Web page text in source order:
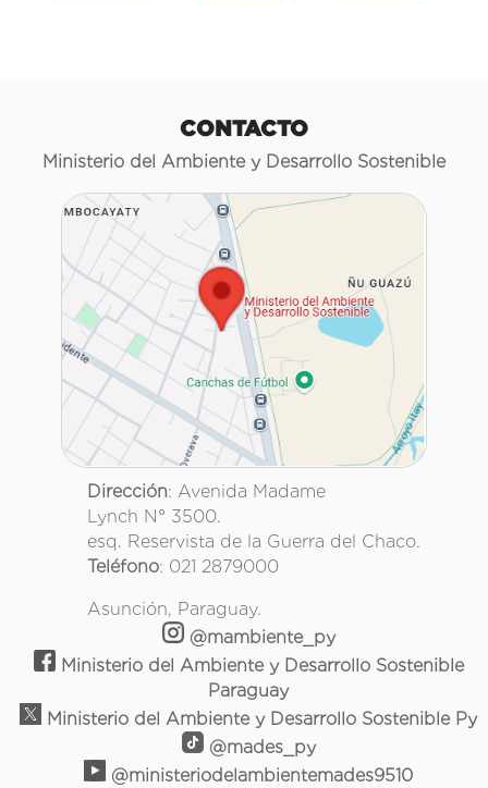
CONTACTO
Ministerio del Ambiente y Desarrollo Sostenible
Dirección: Avenida Madame
Lynch N° 3500.
esq. Reservista de la Guerra del Chaco.
Teléfono: 021 2879000
Asunción, Paraguay.
@mambiente_py
Ministerio del Ambiente y Desarrollo Sostenible
Paraguay
Ministerio del Ambiente y Desarrollo Sostenible Py
@mades_py
@ministeriodelambientemades9510